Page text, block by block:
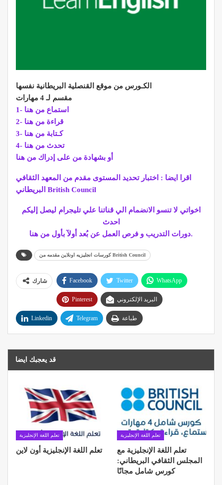
الكـورس من موقع القنصلية البريطانية نفسها
مقسم لـ 4 مهارات
1- استماع من هنا
2- قراءة من هنا
3- كـتابة من هنا
4- تحدث من هنا
أو بشهادة من على إدراك من هنا
اقرا ايضا : اختبار تحديد المستوى مقدم من المعهد الثقافي
البريطاني British Council
اخواتي لا تنسو الانضمام الي قناتنا علي تليجرام ليصل إليكم
احدث
دورات التدريب و فرص العمل عن بُعد أولآ بأول من هنا.
كورسات انجليزيه اونلاين مقدمه من British Council
شارك Facebook Twitter WhatsApp
Pinterest البريد الإلكتروني
Linkedin Telegram طباعة
قد يعجبك ايضا
تعلم اللغة الإنجليزية
تعلم اللغة الإنجليزية أون لاين
تعلم اللغة الإنجليزية
تعلم اللغة الإنجليزية مع
المجلس الثقافي البريطاني:
كورس شامل مجانًا